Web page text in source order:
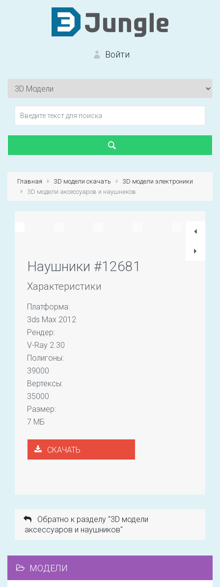
Войти
Первый раз? Зарегистрироваться
Главная 3D модели скачать
3D модели электроники
3D модели аксессуаров и наушников
Наушники #12681
Характеристики
Платформа:
3ds Max 2012
Рендер:
V-Ray 2.30
Полигоны:
39000
Вертексы:
35000
Размер:
7 МБ
СКАЧАТЬ
Обратно к разделу "3D модели
аксессуаров и наушников"
МОДЕЛИ